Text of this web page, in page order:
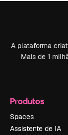
A plataforma
Mais de 1
Produtos
Spaces
Assistente de IA